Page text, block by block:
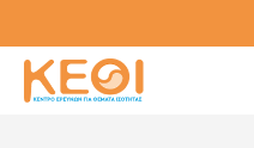
προς
το